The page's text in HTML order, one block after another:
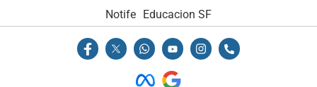
Notife
Educacion SF